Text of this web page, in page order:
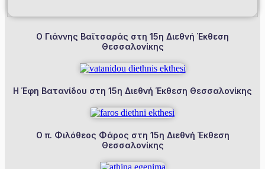
Ο Γιάννης Βαϊτσαράς στη 15η Διεθνή Έκθεση
Θεσσαλονίκης
Η Έφη Βατανίδου στη 15η Διεθνή Έκθεση Θεσσαλονίκης
Ο π. Φιλόθεος Φάρος στη 15η Διεθνή Έκθεση
Θεσσαλονίκης